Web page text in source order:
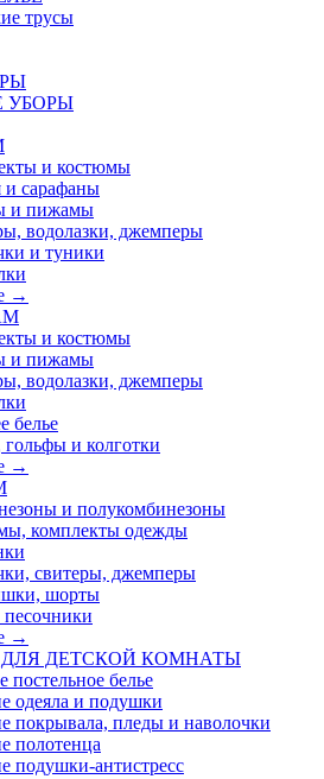
трусы
УБОРЫ
и костюмы
и сарафаны
и пижамы
водолазки, джемперы
и туники
→
и костюмы
и пижамы
водолазки, джемперы
белье
и колготки
→
и полукомбинезоны
комплекты одежды
свитеры, джемперы
шорты
→
ДЛЯ ДЕТСКОЙ КОМНАТЫ
постельное белье
одеяла и подушки
покрывала, пледы и наволочки
полотенца
подушки-антистресс